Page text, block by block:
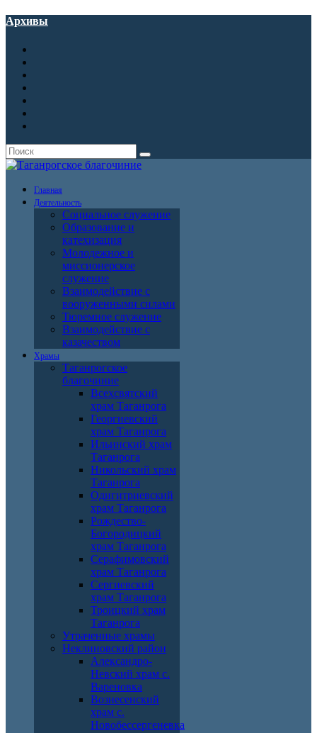
Архивы
Главная
Деятельность
Социальное служение
Образование и
катехизация
Молодежное и
миссионерское
служение
Взаимодействие с
вооруженными силами
Тюремное служение
Взаимодействие с
казачеством
Храмы
Таганрогское
благочиние
Всехсвятский
храм Таганрога
Георгиевский
храм Таганрога
Ильинский храм
Таганрога
Никольский храм
Таганрога
Одигитриевский
храм Таганрога
Рождество-
Богородицкий
храм Таганрога
Серафимовский
храм Таганрога
Сергиевский
храм Таганрога
Троицкий храм
Таганрога
Утраченные храмы
Неклиновский район
Александро-
Невский храм с.
Вареновка
Вознесенский
храм с.
Новобессергеневка